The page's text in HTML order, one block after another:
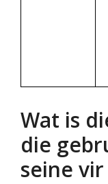
Wat is
die
seine